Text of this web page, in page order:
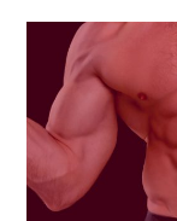
Entrenamiento
pareja
para
pecho
y
espalda